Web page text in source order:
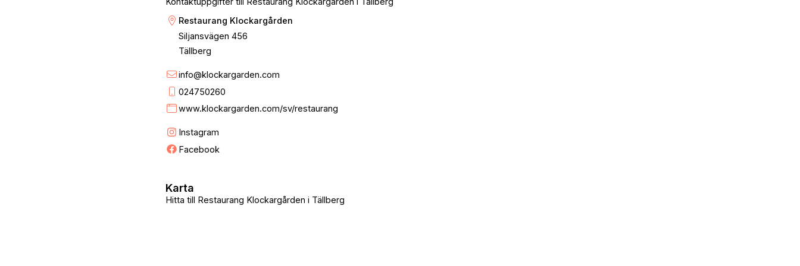
Restaurang Klockargården
Siljansvägen 456
Tällberg
info@klockargarden.com
024750260
www.klockargarden.com/sv/restaurang
Instagram
Facebook
Hitta till Restaurang Klockargården i Tällberg
Karta